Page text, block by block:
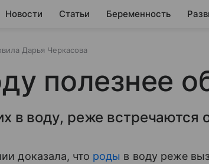
Новости Статьи Беременность
Дарья Черкасова
полезнее
в воду, реже встречаются
доказала, что роды в воду реже